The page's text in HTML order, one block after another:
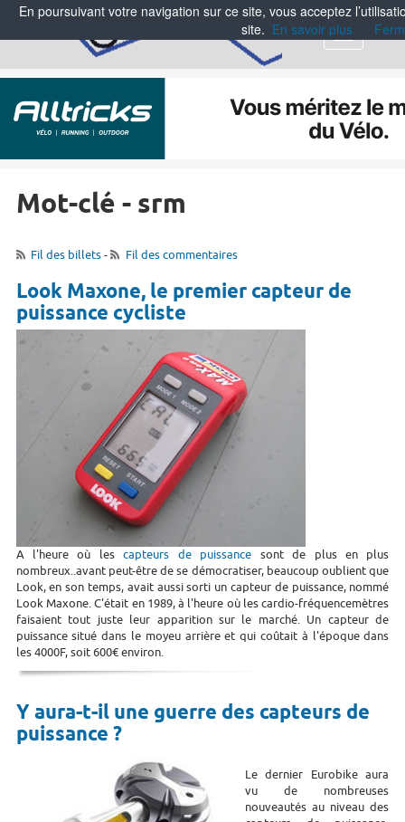
Menu
Mot-clé - srm
Fil des billets- Fil des commentaires
Look Maxone, le premier capteur de
puissance cycliste
A l'heure où lescapteurs de puissance sont de plus en plus
nombreux..avant peut-être de se démocratiser, beaucoup oublient que
Look, en son temps, avait aussi sorti un capteur de puissance, nommé
Look Maxone. C'était en 1989, à l'heure où les cardio-fréquencemètres
faisaient tout juste leur apparition sur le marché. Un capteur de
puissance situé dans le moyeu arrière et qui coûtait à l'époque dans
les 4000F, soit 600€ environ.
Y aura-t-il une guerre des capteurs de
puissance ?
Le dernier Eurobike aura
vu de nombreuses
nouveautés au niveau des
En poursuivant votre navigation sur ce site, vous acceptez
site. En savoir plus